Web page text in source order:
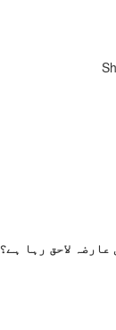
لاحق رہا ہے؟